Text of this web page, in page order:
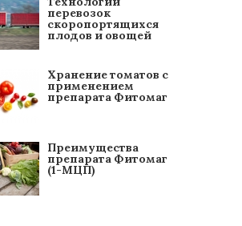
перевозок
скоропортящихся
плодов и овощей
Хранение томатов с
применением
препарата Фитомаг
Преимущества
препарата Фитомаг
(1-МЦП)